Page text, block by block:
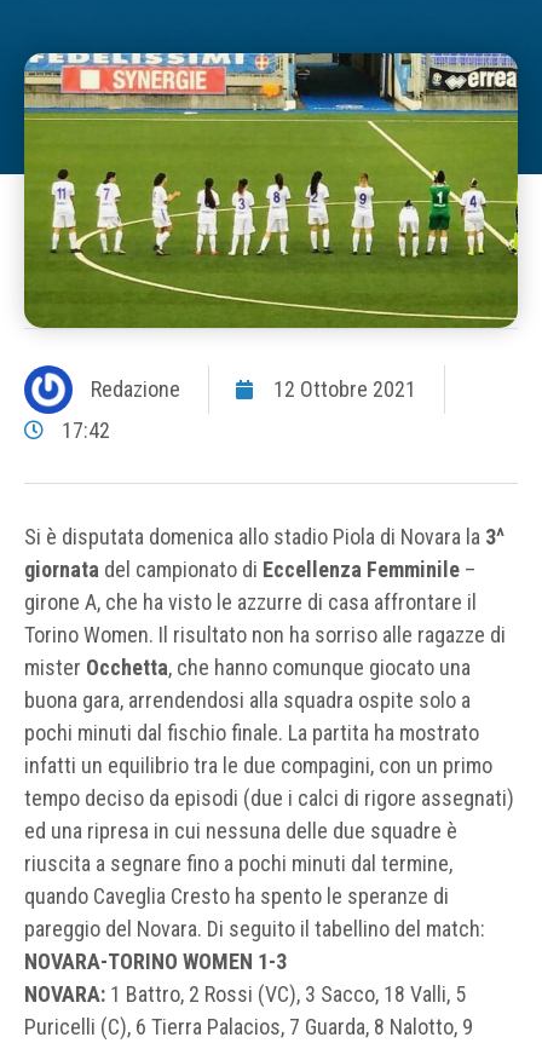
Redazione
12 Ottobre 2021
17:42
Si è disputata domenica allo stadio Piola di Novara la 3^
giornata del campionato di Eccellenza Femminile –
girone A, che ha visto le azzurre di casa affrontare il
Torino Women. Il risultato non ha sorriso alle ragazze di
mister Occhetta, che hanno comunque giocato una
buona gara, arrendendosi alla squadra ospite solo a
pochi minuti dal fischio finale. La partita ha mostrato
infatti un equilibrio tra le due compagini, con un primo
tempo deciso da episodi (due i calci di rigore assegnati)
ed una ripresa in cui nessuna delle due squadre è
riuscita a segnare fino a pochi minuti dal termine,
quando Caveglia Cresto ha spento le speranze di
pareggio del Novara. Di seguito il tabellino del match:
NOVARA-TORINO WOMEN 1-3
NOVARA: 1 Battro, 2 Rossi (VC), 3 Sacco, 18 Valli, 5
Puricelli (C), 6 Tierra Palacios, 7 Guarda, 8 Nalotto, 9